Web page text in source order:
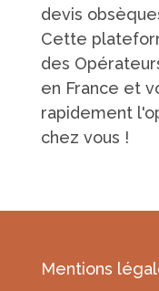
devis
Cette
des
en France et
rapidement
chez vous !
Mentions